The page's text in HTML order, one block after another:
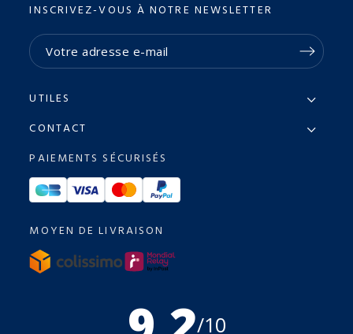
INSCRIVEZ-VOUS À NOTRE NEWSLETTER
UTILES
CONTACT
PAIEMENTS SÉCURISÉS
MOYEN DE LIVRAISON
/10